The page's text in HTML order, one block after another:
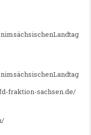
fraktion-sachsen.de/